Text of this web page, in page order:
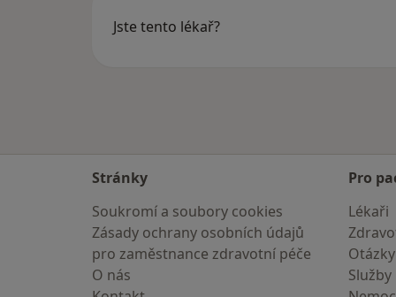
Jste tento lékař?
Stránky
Soukromí a soubory cookies
Zásady ochrany osobních údajů
pro zaměstnance zdravotní péče
O nás
Pro
Lékaři
Služby